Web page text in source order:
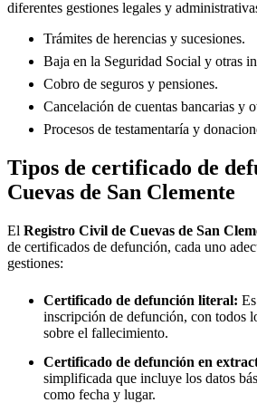
diferentes gestiones legales y
Trámites de herencias y sucesiones.
Baja en la Seguridad Social y otras
Cobro de seguros y pensiones.
Cancelación de cuentas bancarias y
Procesos de testamentaría y
Tipos de certificado de
Cuevas de San Clemente
El Registro Civil de Cuevas de San
de certificados de defunción, cada uno
gestiones:
Certificado de defunción literal:
inscripción de defunción, con todos
sobre el fallecimiento.
Certificado de defunción en
simplificada que incluye los datos
como fecha y lugar.